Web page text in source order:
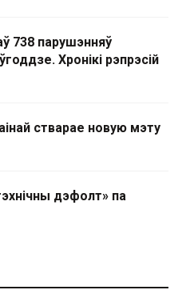
738 парушэнняў
Хронікі рэпрэсій
стварае новую мэту
дэфолт» па